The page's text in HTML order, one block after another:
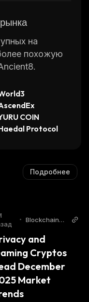
на
похожую
COIN
Protocol
Подробнее
•
BlockchainRe
and
Cryptos
December
Market